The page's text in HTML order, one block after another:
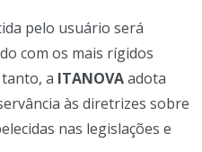
pelo usuário será
com os mais rígidos
a ITANOVAadota
às diretrizes sobre
nas legislações e